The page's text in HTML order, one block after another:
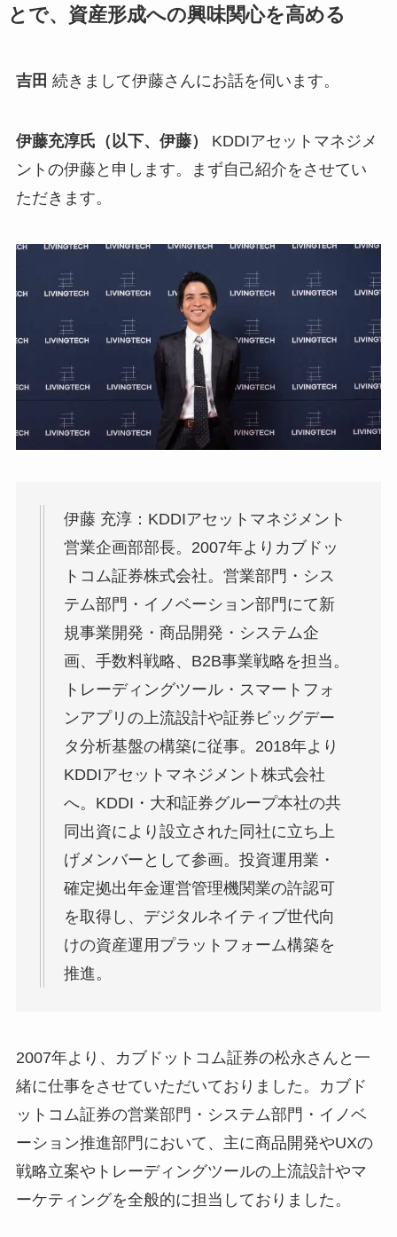
とで、資産形成への興味関心を高める
吉田 続きまして伊藤さんにお話を伺います。
伊藤充淳氏（以下、伊藤）
KDDIアセットマネジメ
ントの伊藤と申します。まず自己紹介をさせてい
ただきます。
伊藤 充淳：KDDIアセットマネジメント
営業企画部部長。2007年よりカブドッ
トコム証券株式会社。営業部門・シス
テム部門・イノベーション部門にて新
規事業開発・商品開発・システム企
画、手数料戦略、B2B事業戦略を担当。
トレーディングツール・スマートフォ
ンアプリの上流設計や証券ビッグデー
タ分析基盤の構築に従事。2018年より
KDDIアセットマネジメント株式会社
へ。KDDI・大和証券グループ本社の共
同出資により設立された同社に立ち上
げメンバーとして参画。投資運用業・
確定拠出年金運営管理機関業の許認可
を取得し、デジタルネイティブ世代向
けの資産運用プラットフォーム構築を
推進。
2007年より、カブドットコム証券の松永さんと一
緒に仕事をさせていただいておりました。カブド
ットコム証券の営業部門・システム部門・イノベ
ーション推進部門において、主に商品開発やUXの
戦略立案やトレーディングツールの上流設計やマ
ーケティングを全般的に担当しておりました。